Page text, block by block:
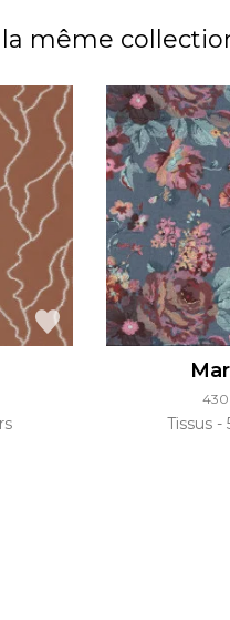
même
Tissus